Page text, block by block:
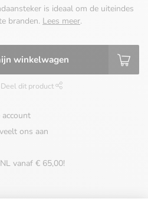
is ideaal om de uiteindes
branden. Lees meer.
winkelwagen
Deel dit product
ons aan
vanaf € 65,00!